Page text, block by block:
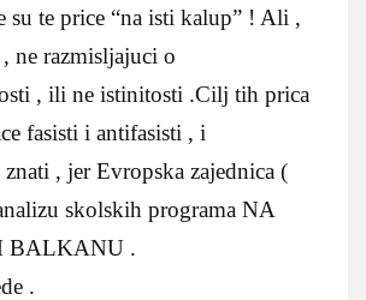
su te price “na isti kalup” ! Ali ,
ne razmisljajuci o
, ili ne istinitosti .Cilj tih prica
fasisti i antifasisti , i
znati , jer Evropska zajednica (
skolskih programa NA
BALKANU .
.